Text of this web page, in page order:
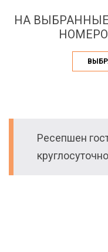
НА
Ресепшен
круглосуточно